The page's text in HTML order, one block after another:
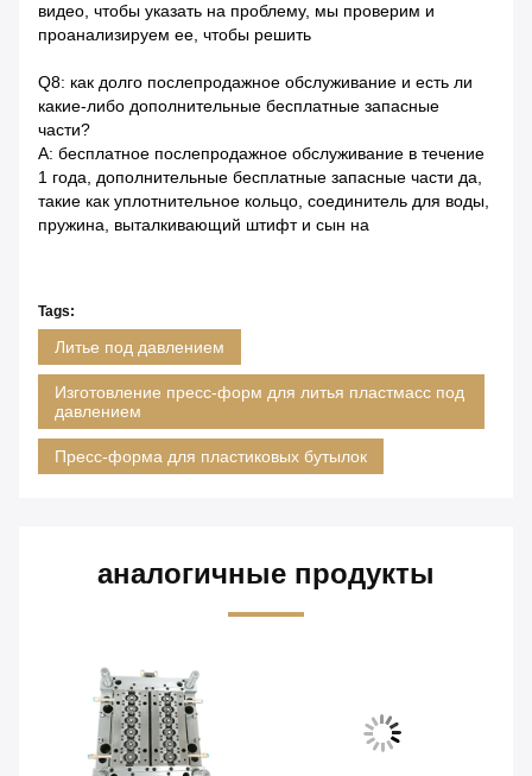
видео, чтобы указать на проблему, мы проверим и
проанализируем ее, чтобы решить
Q8: как долго послепродажное обслуживание и есть ли
какие-либо дополнительные бесплатные запасные
части?
A: бесплатное послепродажное обслуживание в течение
1 года, дополнительные бесплатные запасные части да,
такие как уплотнительное кольцо, соединитель для воды,
пружина, выталкивающий штифт и сын на
Tags:
Литье под давлением
Изготовление пресс-форм для литья пластмасс под
давлением
Пресс-форма для пластиковых бутылок
аналогичные продукты